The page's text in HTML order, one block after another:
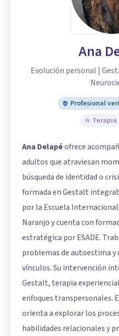
Ana
Evolución personal |
Profesional
Ana Delapéofrece
adultos que atraviesan
búsqueda de identidad o
formada en Gestalt
por la Escuela
Naranjo y cuenta con
estratégica por ESADE.
problemas de autoestima y
vínculos. Su intervención
Gestalt, terapia
enfoques transpersonales.
orienta a explorar los
habilidades relacionales y